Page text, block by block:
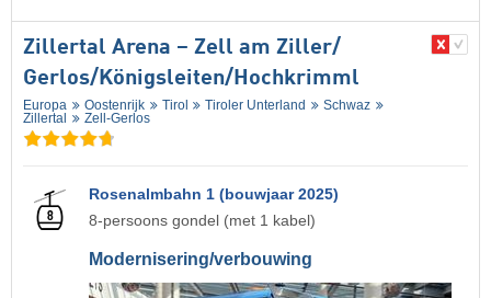
Zillertal Arena – Zell am Ziller/​
Gerlos/​Königsleiten/​Hochkrimml
Europa Oostenrijk Tirol Tiroler Unterland
Schwaz
Zillertal
Zell-Gerlos
Rosenalmbahn 1 (bouwjaar 2025)
8-persoons gondel (met 1 kabel)
Modernisering/verbouwing